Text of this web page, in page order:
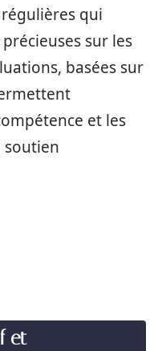
qui
sur les
basées sur
et les
soutien
et